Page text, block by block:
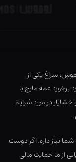
سراغ یکی از
عمه مارج با
در مورد شرایط
نیاز داره. اگر دوست
از ما حمایت مالی